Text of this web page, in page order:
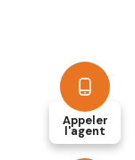
Appeler
l'agent